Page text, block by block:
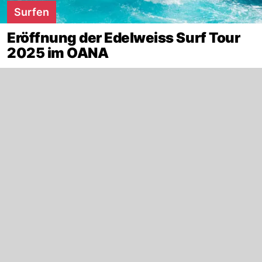
Surfen
Eröffnung der Edelweiss Surf Tour
2025 im OANA